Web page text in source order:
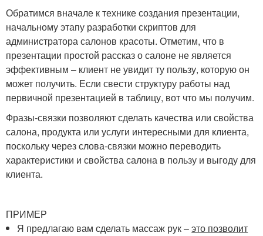
Обратимся вначале к технике создания презентации,
начальному этапу разработки скриптов для
администратора салонов красоты. Отметим, что в
презентации простой рассказ о салоне не является
эффективным – клиент не увидит ту пользу, которую он
может получить. Если свести структуру работы над
первичной презентацией в таблицу, вот что мы получим.
Фразы-связки позволяют сделать качества или свойства
салона, продукта или услуги интересными для клиента,
поскольку через слова-связки можно переводить
характеристики и свойства салона в пользу и выгоду для
клиента.
ПРИМЕР
Я предлагаю вам сделать массаж рук –это позволит